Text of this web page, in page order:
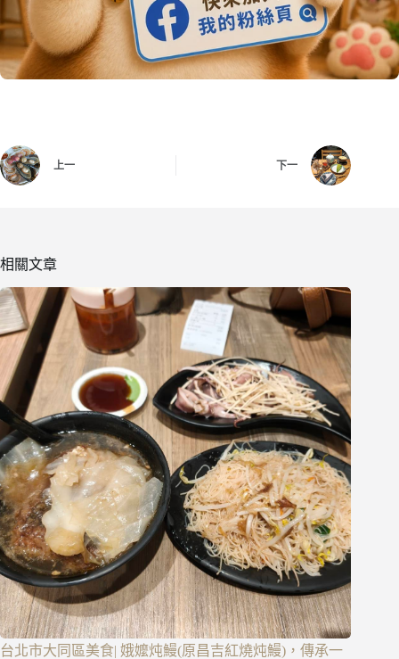
上一 下一
相關文章
台北市大同區美食| 娥嬤炖鰻(原昌吉紅燒炖鰻)，傳承一